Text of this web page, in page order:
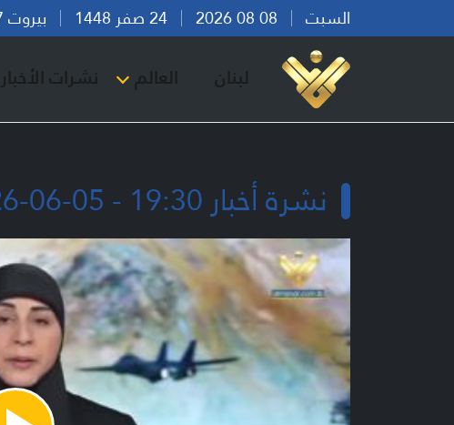
السبت بيروت 12:27
لبنان العالم نشرات الأخبار
نشرة أخبار 19:30 - 05-06-2026